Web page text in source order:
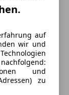
auf
wir und
und
zu